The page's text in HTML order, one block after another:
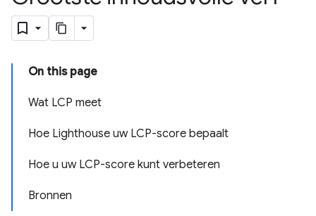
On this page
Wat LCP meet
Hoe Lighthouse uw LCP-score bepaalt
Hoe u uw LCP-score kunt verbeteren
Bronnen